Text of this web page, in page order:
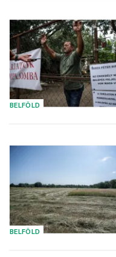
BELFÖLD
BELFÖLD